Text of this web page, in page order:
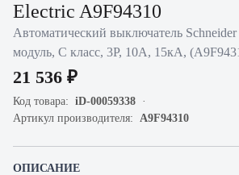
Electric A9F94310
Автоматический выключатель
модуль, C класс, 3P, 10А, 15кА,
21 536 ₽
Код товара: iD-00059338
Артикул производителя: A9F94310
ОПИСАНИЕ